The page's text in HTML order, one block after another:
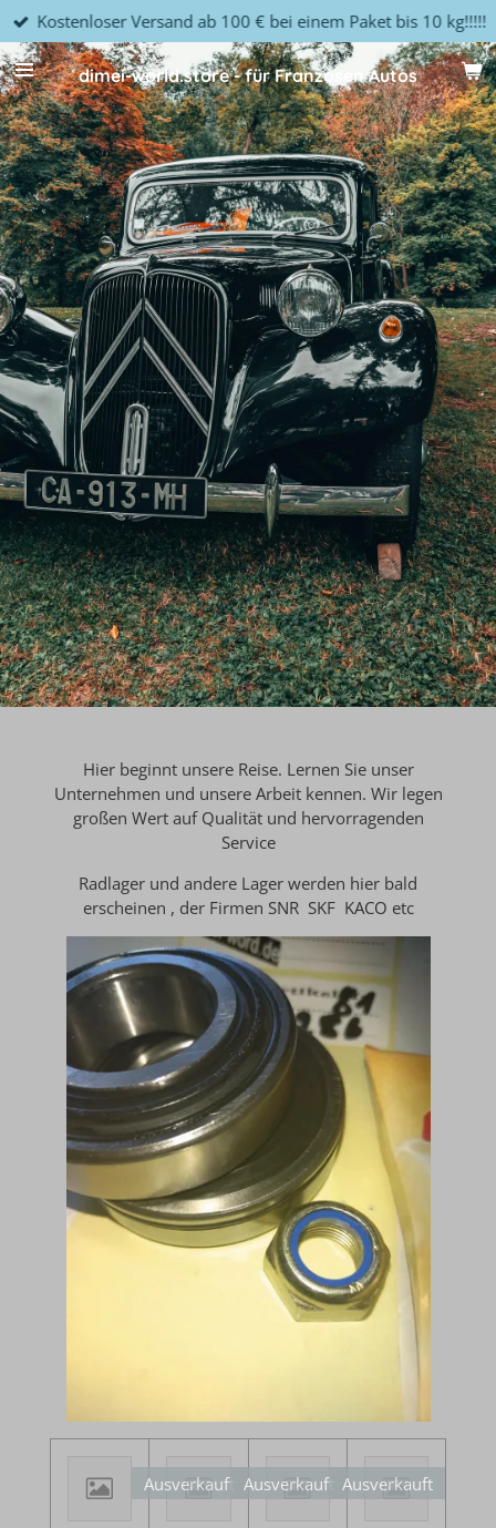
Zum
Hauptinhalt
springendimei-world.store - für Franzosen Autos
Kostenloser Versand ab 100 € bei einem Paket bis 10 kg!!!!!
Hier beginnt unsere Reise. Lernen Sie unser
Unternehmen und unsere Arbeit kennen. Wir legen
großen Wert auf Qualität und hervorragenden
Service
Radlager und andere Lager werden hier bald
erscheinen , der Firmen SNR SKF KACO etc
Ausverkauft Ausverkauft Ausverkauft